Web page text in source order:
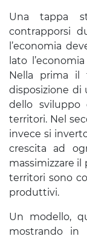
Una tappa
contrapporsi
l’economia
lato
Nella prima il
disposizione di
dello sviluppo
territori. Nel
invece si
crescita ad
massimizzare
territori sono
produttivi.
Un modello,
mostrando